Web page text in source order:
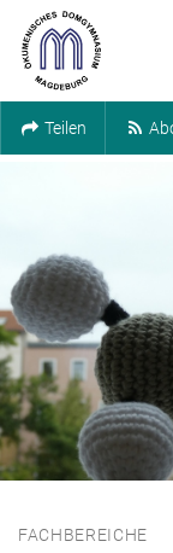
Teilen
FACHBEREICHE